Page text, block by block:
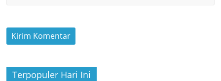
Terpopuler Hari Ini